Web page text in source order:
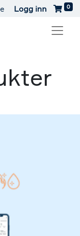
Logg inn 0